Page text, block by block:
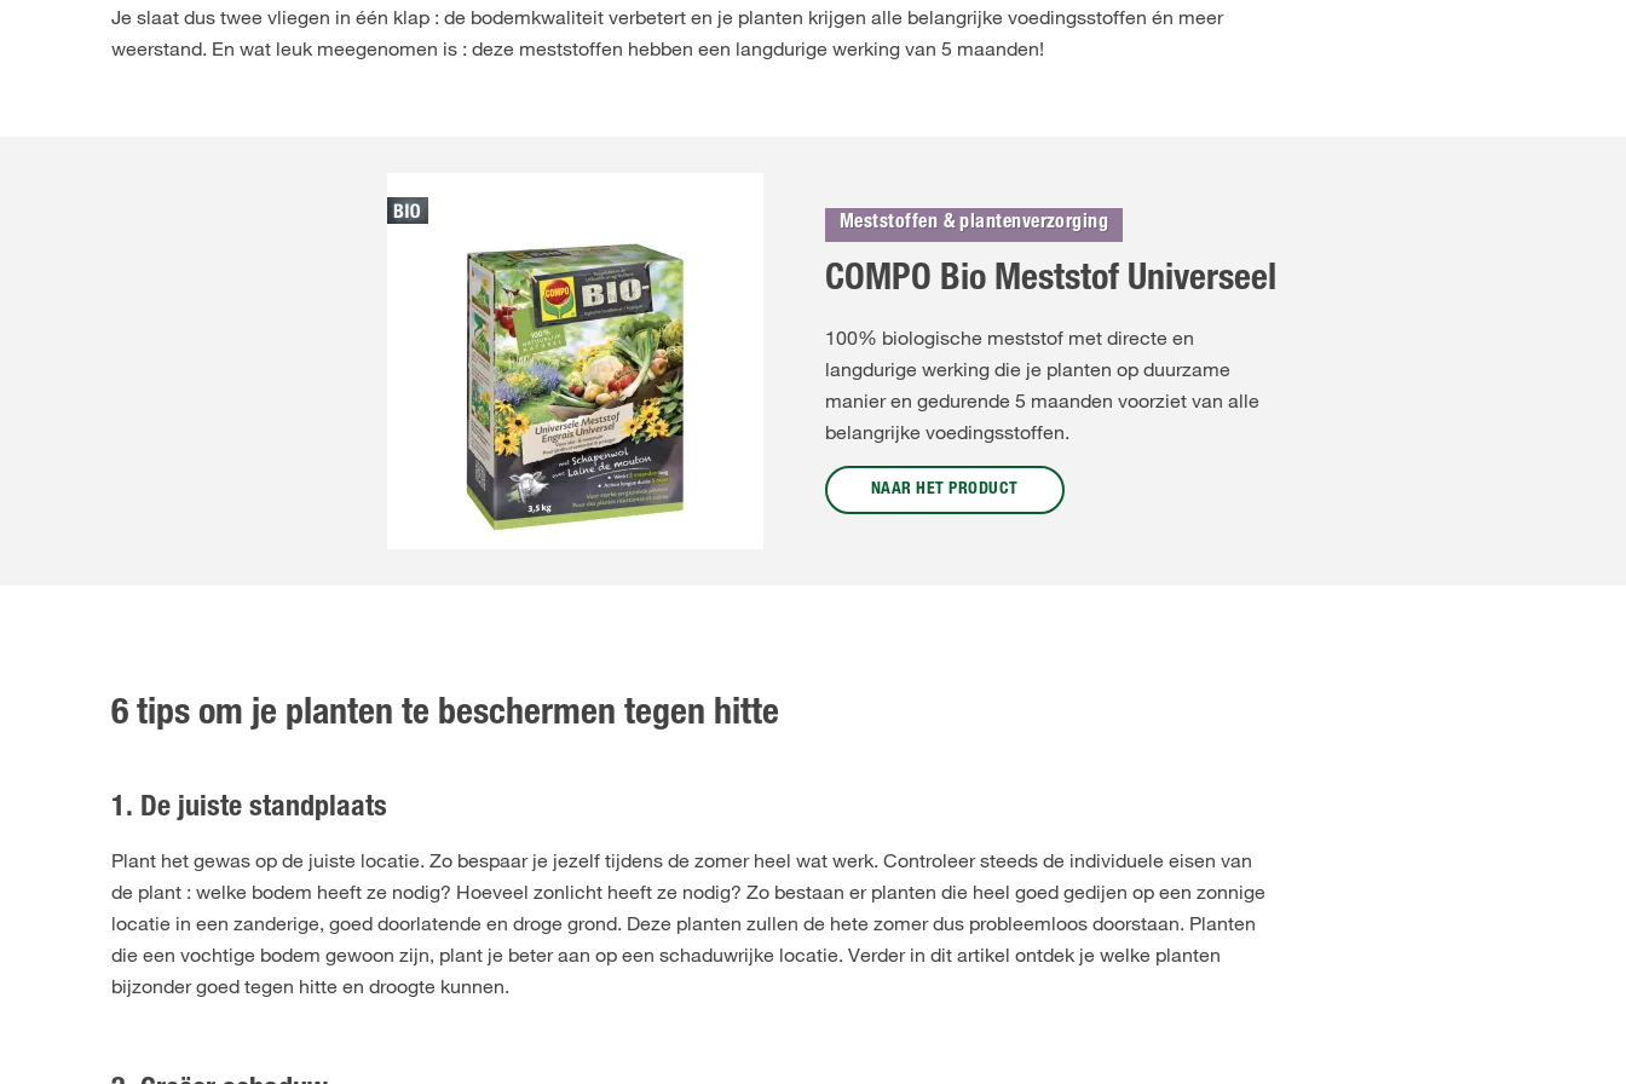
Je slaat dus twee vliegen in één klap : de bodemkwaliteit verbetert en je planten krijgen alle belangrijke voedingsstoffen én meer
weerstand. En wat leuk meegenomen is : deze meststoffen hebben een langdurige werking van 5 maanden!
Meststoffen & plantenverzorging
COMPO Bio Meststof Universeel
100% biologische meststof met directe en
langdurige werking die je planten op duurzame
manier en gedurende 5 maanden voorziet van alle
belangrijke voedingsstoffen.
NAAR HET PRODUCT
6 tips om je planten te beschermen tegen hitte
1. De juiste standplaats
Plant het gewas op de juiste locatie. Zo bespaar je jezelf tijdens de zomer heel wat werk. Controleer steeds de individuele eisen van
de plant : welke bodem heeft ze nodig? Hoeveel zonlicht heeft ze nodig? Zo bestaan er planten die heel goed gedijen op een zonnige
locatie in een zanderige, goed doorlatende en droge grond. Deze planten zullen de hete zomer dus probleemloos doorstaan. Planten
die een vochtige bodem gewoon zijn, plant je beter aan op een schaduwrijke locatie. Verder in dit artikel ontdek je welke planten
bijzonder goed tegen hitte en droogte kunnen.